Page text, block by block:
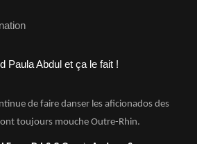
de faire danser les aficionados des
toujours mouche Outre-Rhin.